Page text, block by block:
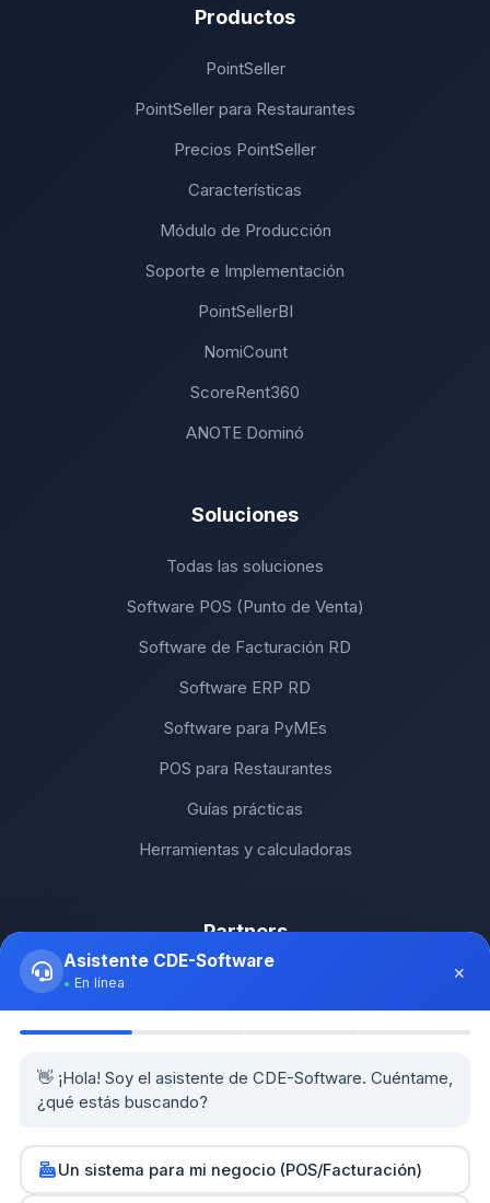
Productos
PointSeller
PointSeller para Restaurantes
Precios PointSeller
Características
Módulo de Producción
Soporte e Implementación
PointSellerBI
NomiCount
ScoreRent360
ANOTE Dominó
Soluciones
Todas las soluciones
Software POS (Punto de Venta)
Software de Facturación RD
Software ERP RD
Software para PyMEs
POS para Restaurantes
Guías prácticas
Herramientas y calculadoras
Partners
Cethi PC - Bávaro
Asistente CDE-Software
En línea ×
👋 ¡Hola! Soy el asistente de CDE-Software. Cuéntame,
¿qué estás buscando?
Un sistema para mi negocio (POS/Facturación)